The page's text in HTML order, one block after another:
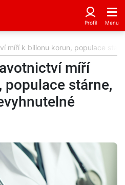
míří k bilionu korun, populace
míří
stárne,